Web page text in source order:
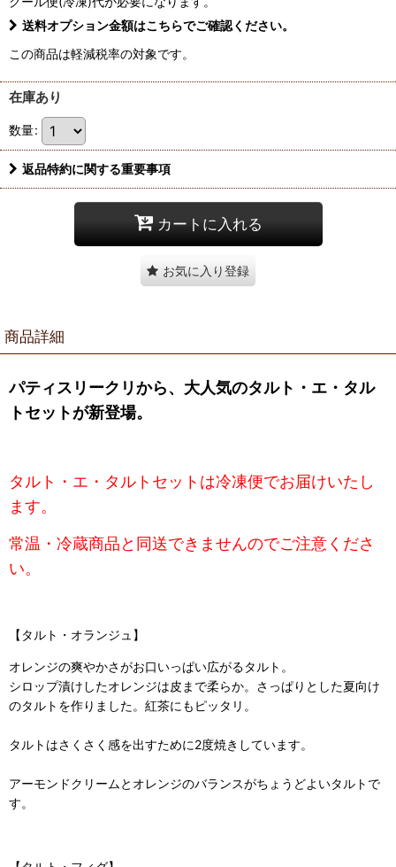
送料オプション金額はこちらでご確認ください。
この商品は軽減税率の対象です。
在庫あり
数量:
返品特約に関する重要事項
カートに入れる
お気に入り登録
商品詳細
パティスリークリから、大人気のタルト・エ・タル
トセットが新登場。
タルト・エ・タルトセットは冷凍便でお届けいたし
ます。
常温・冷蔵商品と同送できませんのでご注意くださ
い。
【タルト・オランジュ】
オレンジの爽やかさがお口いっぱい広がるタルト。
シロップ漬けしたオレンジは皮まで柔らか。さっぱりとした夏向け
のタルトを作りました。紅茶にもピッタリ。
タルトはさくさく感を出すために2度焼きしています。
アーモンドクリームとオレンジのバランスがちょうどよいタルトで
す。